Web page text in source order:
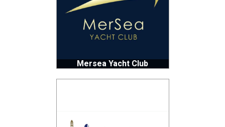
Mersea Yacht Club